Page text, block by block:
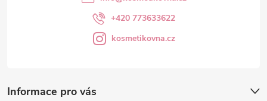
Informace pro vás
+420 773633622
kosmetikovna.cz